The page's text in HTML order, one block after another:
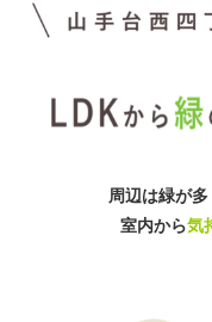
周辺は緑が多
室内から気